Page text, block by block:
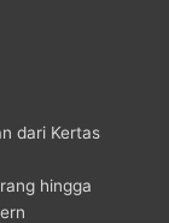
dari Kertas
hingga